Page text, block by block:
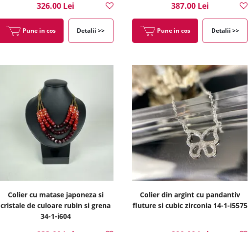
326.00 Lei
Pune in cos Detalii >>
387.00 Lei
Pune in cos Detalii >>
Colier cu matase japoneza si
cristale de culoare rubin si grena
34-1-i604
Colier din argint cu pandantiv
fluture si cubic zirconia 14-1-i5575